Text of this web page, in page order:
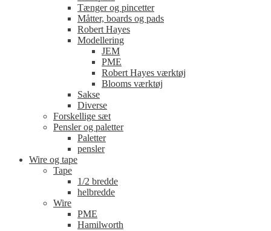
Tænger og pincetter
Måtter, boards og pads
Robert Hayes
Modellering
JEM
PME
Robert Hayes værktøj
Blooms værktøj
Sakse
Diverse
Forskellige sæt
Pensler og paletter
Paletter
pensler
Wire og tape
Tape
1/2 bredde
helbredde
Wire
PME
Hamilworth